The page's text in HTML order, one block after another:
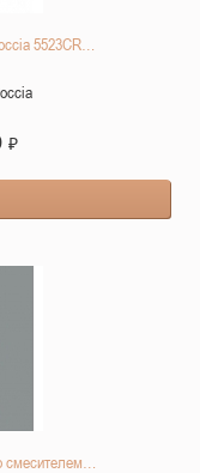
5523CR…
₽
смесителем…